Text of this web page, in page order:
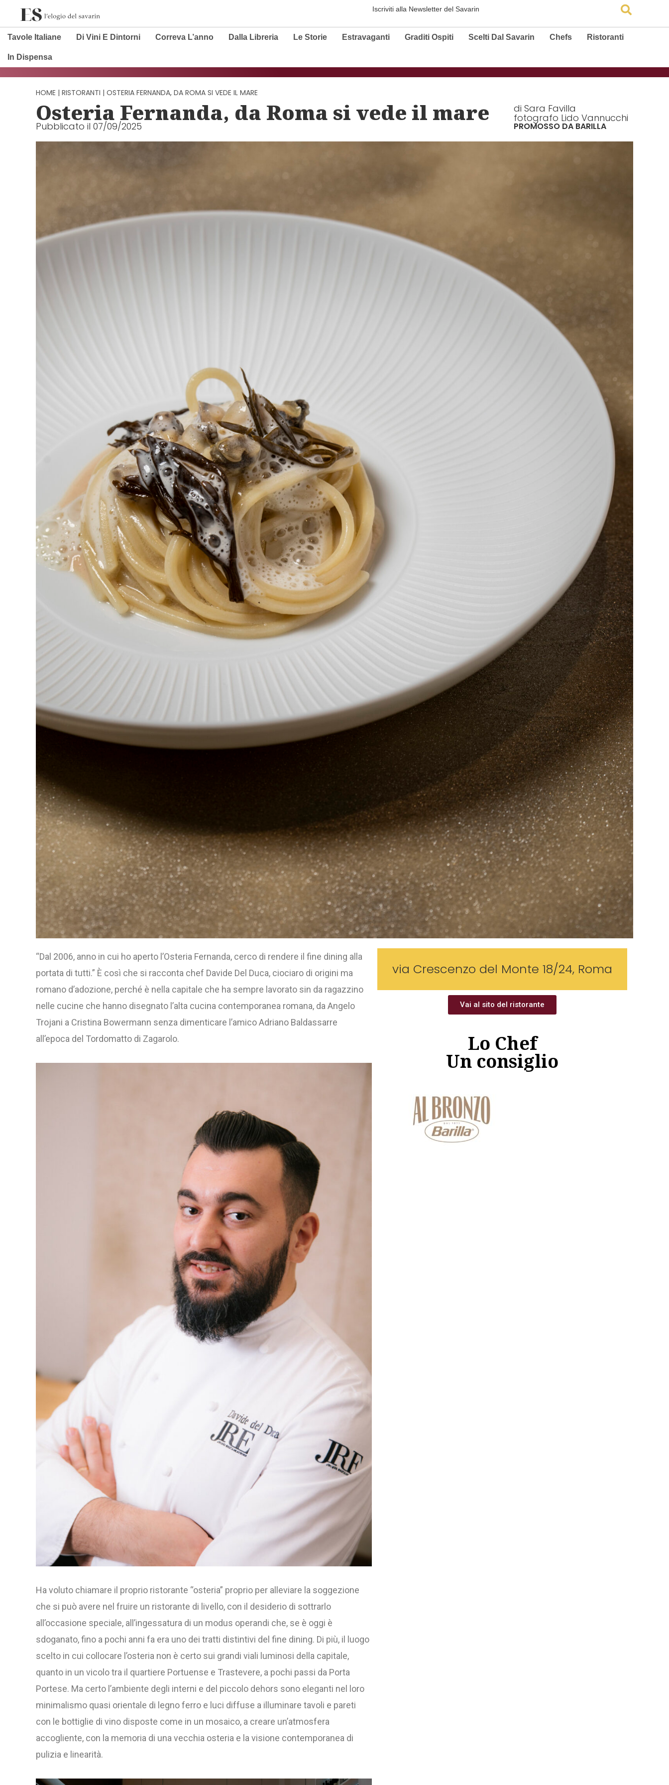
contenuto
Iscriviti alla Newsletter del Savarin
Tavole Italiane Di Vini E Dintorni Correva L’anno Dalla Libreria Le Storie Estravaganti Graditi Ospiti Scelti Dal Savarin Chefs Ristoranti
In Dispensa
HOME | RISTORANTI | OSTERIA FERNANDA, DA ROMA SI VEDE IL MARE
Osteria Fernanda, da Roma si vede il mare
Pubblicato il 07/09/2025
di Sara Favilla
fotografo Lido Vannucchi
PROMOSSO DA BARILLA
via Crescenzo del Monte 18/24, Roma
Vai al sito del ristorante
Lo Chef
Un consiglio
“Dal 2006, anno in cui ho aperto l’Osteria Fernanda, cerco di rendere il fine dining alla
portata di tutti.” È così che si racconta chef Davide Del Duca, ciociaro di origini ma
romano d’adozione, perché è nella capitale che ha sempre lavorato sin da ragazzino
nelle cucine che hanno disegnato l’alta cucina contemporanea romana, da Angelo
Trojani a Cristina Bowermann senza dimenticare l’amico Adriano Baldassarre
all’epoca del Tordomatto di Zagarolo.
Ha voluto chiamare il proprio ristorante “osteria” proprio per alleviare la soggezione
che si può avere nel fruire un ristorante di livello, con il desiderio di sottrarlo
all’occasione speciale, all’ingessatura di un modus operandi che, se è oggi è
sdoganato, fino a pochi anni fa era uno dei tratti distintivi del fine dining. Di più, il luogo
scelto in cui collocare l’osteria non è certo sui grandi viali luminosi della capitale,
quanto in un vicolo tra il quartiere Portuense e Trastevere, a pochi passi da Porta
Portese. Ma certo l’ambiente degli interni e del piccolo dehors sono eleganti nel loro
minimalismo quasi orientale di legno ferro e luci diffuse a illuminare tavoli e pareti
con le bottiglie di vino disposte come in un mosaico, a creare un’atmosfera
accogliente, con la memoria di una vecchia osteria e la visione contemporanea di
pulizia e linearità.